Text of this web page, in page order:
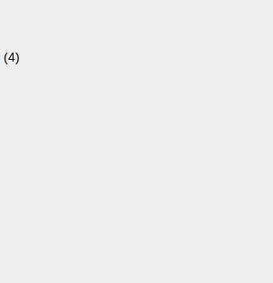
(4)